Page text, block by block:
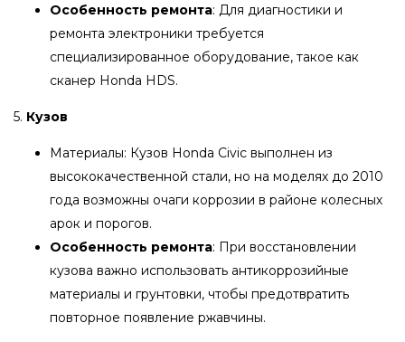
Особенность ремонта: Для диагностики и
ремонта электроники требуется
специализированное оборудование, такое как
сканер Honda HDS.
5. Кузов
Материалы: Кузов Honda Civic выполнен из
высококачественной стали, но на моделях до 2010
года возможны очаги коррозии в районе колесных
арок и порогов.
Особенность ремонта: При восстановлении
кузова важно использовать антикоррозийные
материалы и грунтовки, чтобы предотвратить
повторное появление ржавчины.